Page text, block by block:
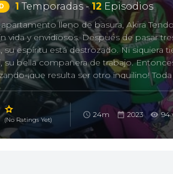
1Temporadas -12 Episodios
apartamento lleno de basura, Akira
vida y envidiosos. Después de pasar
su espíritu está destrozado. Ni siquiera
su bella compañera de trabajo.
¡que resulta ser otro inquilino!
para salvar su vida, Akira nunca se ha
(No Ratings Yet)
24m 2023 94